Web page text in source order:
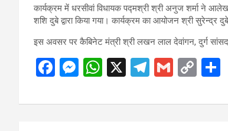
कार्यक्रम में धरसीवां विधायक पद्मश्री श्री अनुज शर्मा ने आलेख
शशि दुबे द्वारा किया गया। कार्यक्रम का आयोजन श्री सुरेन्द्र
इस अवसर पर कैबिनेट मंत्री श्री लखन लाल देवांगन, दुर्ग
F
ce
M
se
W
at
X
T
e
G
ail
C
py